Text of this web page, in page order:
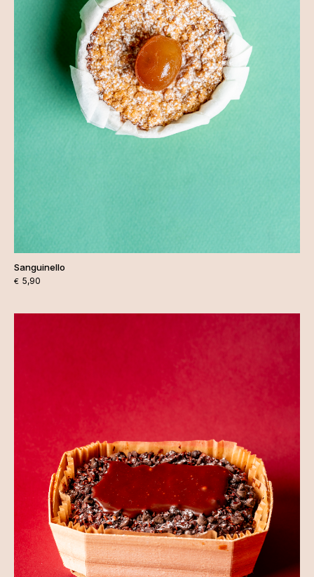
Sanguinello
€ 5,90